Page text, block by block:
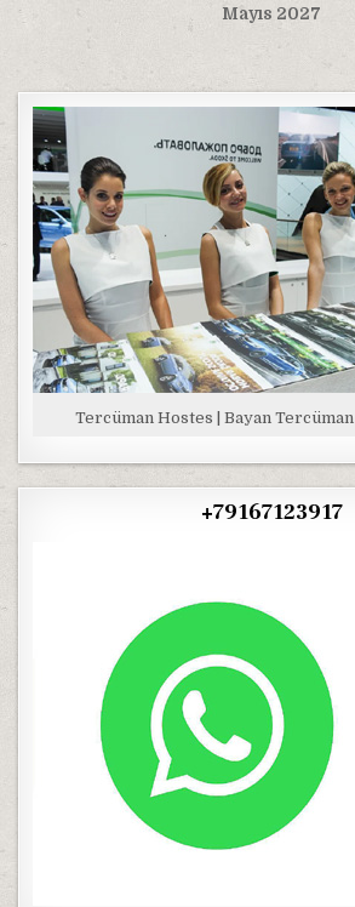
Mayıs 2027
Tercüman Hostes | Bayan Tercüman
+79167123917